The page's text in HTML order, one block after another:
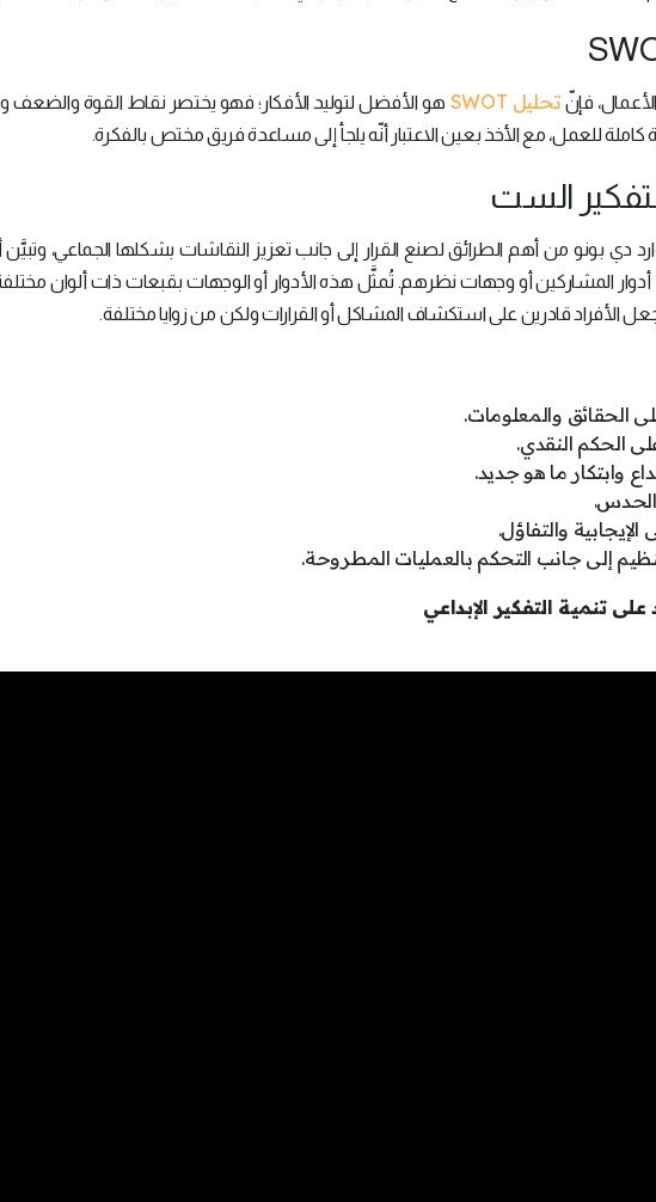
فإنّ تحليل SWOT
هو الأفضل لتوليد الأفكار؛ فهو يختصر نقاط القوة والضعف
كاملة للعمل، مع الأخذ بعين الاعتبار أنّه يلجأ إلى مساعدة فريق مختص بالفكرة.
الست
دي بونو من أهم الطرائق لصنع القرار إلى جانب تعزيز النقاشات بشكلها الجماعي، وتبيَّن
أدوار المشاركين أو وجهات نظرهم. تُمثَّل هذه الأدوار أو الوجهات بقبعات ذات ألوان
الأفراد قادرين على استكشاف المشاكل أو القرارات ولكن من زوايا مختلفة.
الحقائق والمعلومات.
الحكم النقدي.
وابتكار ما هو جديد.
والتفاؤل.
إلى جانب التحكم بالعمليات المطروحة.